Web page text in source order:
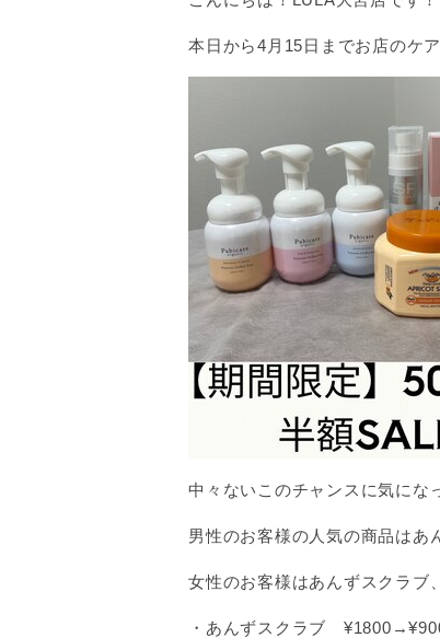
本日から4月15日までお店のケ
中々ないこのチャンスに気にな
男性のお客様の人気の商品は
女性のお客様はあんずスクラ
・あんずスクラブ